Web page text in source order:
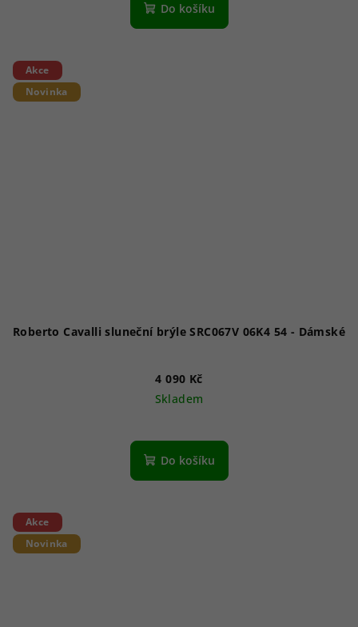
Do košíku
Akce
Novinka
Roberto Cavalli sluneční brýle SRC067V 06K4 54 - Dámské
4 090 Kč
Skladem
Do košíku
Akce
Novinka